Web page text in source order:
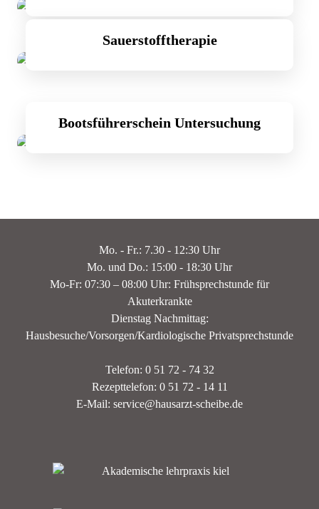
Sauerstofftherapie
Bootsführerschein Untersuchung
Mo. - Fr.: 7.30 - 12:30 Uhr
Mo. und Do.: 15:00 - 18:30 Uhr
Mo-Fr: 07:30 – 08:00 Uhr: Frühsprechstunde für
Akuterkrankte
Dienstag Nachmittag:
Hausbesuche/Vorsorgen/Kardiologische Privatsprechstunde
Telefon: 0 51 72 - 74 32
Rezepttelefon: 0 51 72 - 14 11
E-Mail: service@hausarzt-scheibe.de